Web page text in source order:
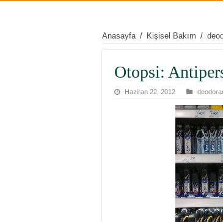
Anasayfa / Kişisel Bakım /
Otopsi:
Haziran 22, 2012